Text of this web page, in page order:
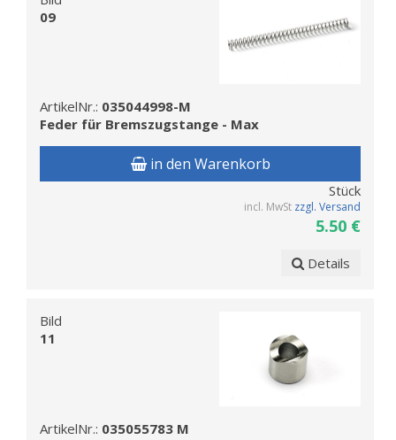
09
ArtikelNr.: 035044998-M
Feder für Bremszugstange - Max
in den Warenkorb
Stück
incl. MwSt zzgl. Versand
5.50 €
Details
Bild
11
ArtikelNr.: 035055783 M